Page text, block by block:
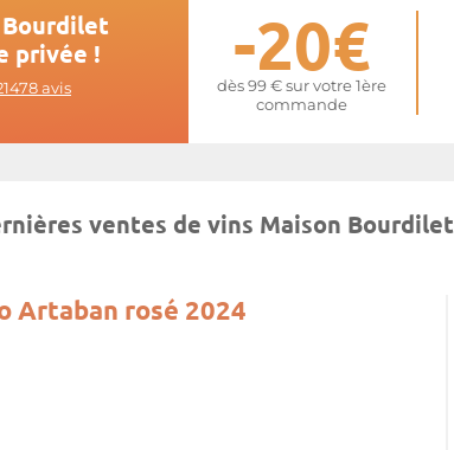
privée !
avis
-20€
dès 99 € sur votre 1ère
commande
ventes de vins Maison Bourdilet
Artaban rosé 2024